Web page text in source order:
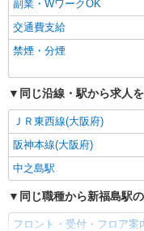
副業・WワークOK
交通費支給
禁煙・分煙
同じ沿線・駅から求人
ＪＲ東西線(大阪府)
阪神本線(大阪府)
中之島駅
同じ職種から新福島駅
フロント・受付・フロア案